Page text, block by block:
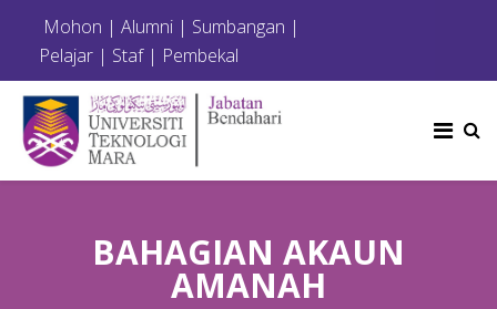
Mohon | Alumni | Sumbangan |
Pelajar | Staf| Pembekal
BAHAGIAN AKAUN
AMANAH